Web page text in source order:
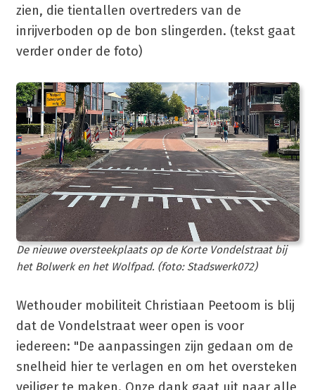
zien, die tientallen overtreders van de
inrijverboden op de bon slingerden. (tekst gaat
verder onder de foto)
De nieuwe oversteekplaats op de Korte Vondelstraat bij
het Bolwerk en het Wolfpad. (foto: Stadswerk072)
Wethouder mobiliteit Christiaan Peetoom is blij
dat de Vondelstraat weer open is voor
iedereen: "De aanpassingen zijn gedaan om de
snelheid hier te verlagen en om het oversteken